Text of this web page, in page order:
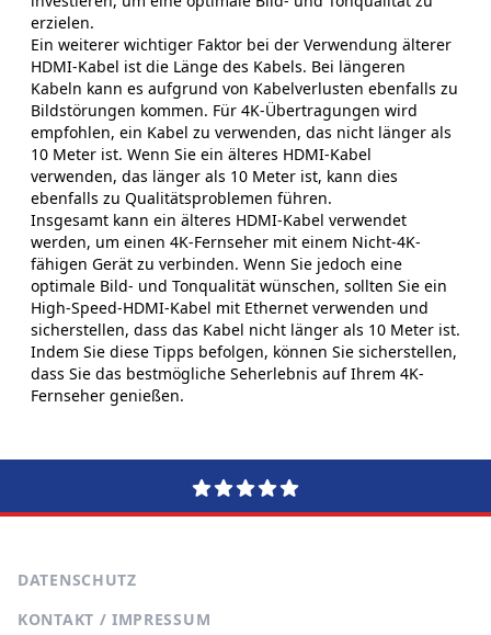
erzielen.
Ein weiterer wichtiger Faktor bei der Verwendung älterer
HDMI-Kabel ist die Länge des Kabels. Bei längeren
Kabeln kann es aufgrund von Kabelverlusten ebenfalls zu
Bildstörungen kommen. Für 4K-Übertragungen wird
empfohlen, ein Kabel zu verwenden, das nicht länger als
10 Meter ist. Wenn Sie ein älteres HDMI-Kabel
verwenden, das länger als 10 Meter ist, kann dies
ebenfalls zu Qualitätsproblemen führen.
Insgesamt kann ein älteres HDMI-Kabel verwendet
werden, um einen 4K-Fernseher mit einem Nicht-4K-
fähigen Gerät zu verbinden. Wenn Sie jedoch eine
optimale Bild- und Tonqualität wünschen, sollten Sie ein
High-Speed-HDMI-Kabel mit Ethernet verwenden und
sicherstellen, dass das Kabel nicht länger als 10 Meter ist.
Indem Sie diese Tipps befolgen, können Sie sicherstellen,
dass Sie das bestmögliche Seherlebnis auf Ihrem 4K-
Fernseher genießen.
DATENSCHUTZ
KONTAKT / IMPRESSUM